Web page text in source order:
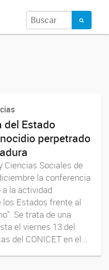
del Estado
perpetrado
Ciencias Sociales de
la conferencia
la actividad
los Estados frente al
Se trata de una
el viernes 13 del
del CONICET en el...